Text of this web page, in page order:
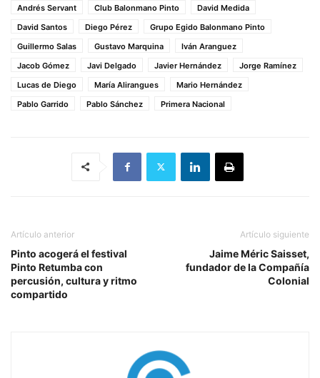
Andrés Servant
Club Balonmano Pinto
David Medida
David Santos
Diego Pérez
Grupo Egido Balonmano Pinto
Guillermo Salas
Gustavo Marquina
Iván Aranguez
Jacob Gómez
Javi Delgado Javier Hernández
Jorge Ramínez
Lucas de Diego
María Alirangues
Mario Hernández
Pablo Garrido
Pablo Sánchez Primera Nacional
Artículo anterior
Pinto acogerá el festival
Pinto Retumba con
percusión, cultura y ritmo
compartido
Artículo siguiente
Jaime Méric Saisset,
fundador de la Compañía
Colonial